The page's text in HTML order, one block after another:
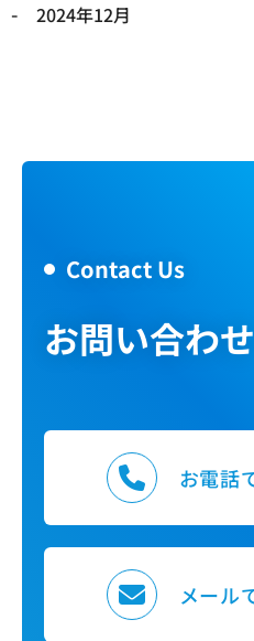
2024年12月
Contact Us
お問い合わせ
お電話
メール